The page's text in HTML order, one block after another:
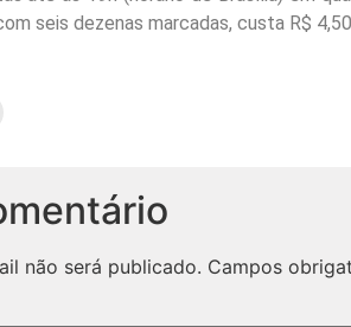
seis dezenas marcadas, custa R$
não será publicado. Campos